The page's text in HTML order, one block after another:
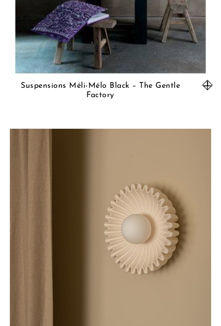
Suspensions Méli-Mélo Black – The Gentle
Factory